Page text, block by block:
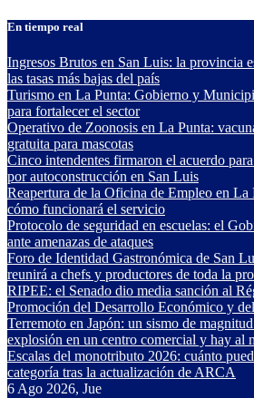
Saltar
contenido
En tiempo real
Ingresos Brutos en San Luis: la provincia
las tasas más bajas del país
Turismo en La Punta: Gobierno y
para fortalecer el sector
Operativo de Zoonosis en La Punta:
gratuita para mascotas
Cinco intendentes firmaron el acuerdo
por autoconstrucción en San Luis
Reapertura de la Oficina de Empleo en
cómo funcionará el servicio
Protocolo de seguridad en escuelas: el
ante amenazas de ataques
Foro de Identidad Gastronómica de San
reunirá a chefs y productores de toda la
RIPEE: el Senado dio media sanción al
Promoción del Desarrollo Económico y
Terremoto en Japón: un sismo de
explosión en un centro comercial y hay al
Escalas del monotributo 2026: cuánto
categoría tras la actualización de ARCA
6 Ago 2026, Jue